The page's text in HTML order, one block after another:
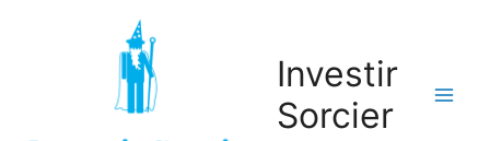
Investir
Sorcier